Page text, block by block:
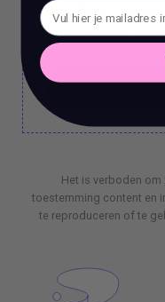
coaching? Bij
gesprek met 1
BOEK
Het is verboden
toestemming content en
te reproduceren of te